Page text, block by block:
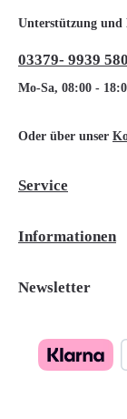
Unterstützung und
03379- 9939 580
Mo-Sa, 08:00 -
Oder über unser
Service
Informationen
Newsletter